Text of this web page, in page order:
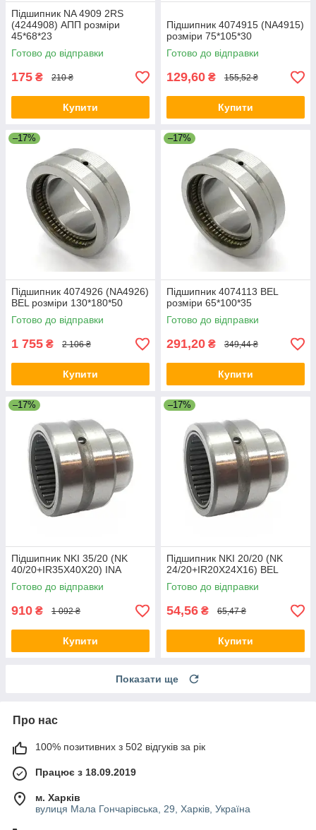
Підшипник NA 4909 2RS
(4244908) АПП розміри
45*68*23
Готово до відправки
175 ₴ 210 ₴
Купити
Підшипник 4074915 (NA4915)
розміри 75*105*30
Готово до відправки
129,60 ₴ 155,52 ₴
Купити
–17%
Підшипник 4074926 (NA4926)
BEL розміри 130*180*50
Готово до відправки
1 755 ₴ 2 106 ₴
Купити
–17%
Підшипник 4074113 BEL
розміри 65*100*35
Готово до відправки
291,20 ₴ 349,44 ₴
Купити
–17%
Підшипник NKI 35/20 (NK
40/20+IR35X40X20) INA
Готово до відправки
910 ₴ 1 092 ₴
Купити
–17%
Підшипник NKI 20/20 (NK
24/20+IR20X24X16) BEL
Готово до відправки
54,56 ₴ 65,47 ₴
Купити
Показати ще
Про нас
100% позитивних з 502 відгуків за рік
Працює з 18.09.2019
м. Харків
вулиця Мала Гончарівська, 29, Харків, Україна